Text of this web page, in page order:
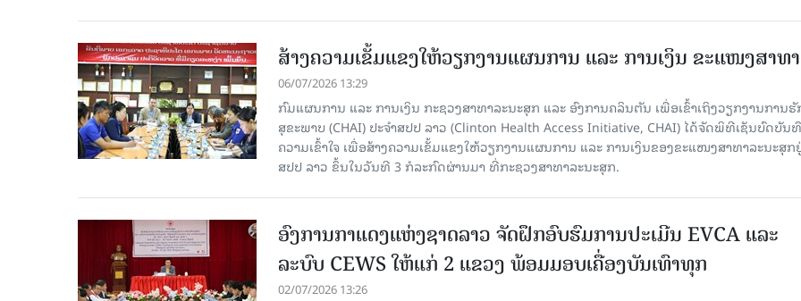
ສ້າງຄວາມເຂັ້ມແຂງໃຫ້ວຽກງານແຜນການ ແລະ ການເງິນ ຂະແໜງສາທາ
06/07/2026 13:29
ກົມແຜນການ ແລະ ການເງິນ ກະຊວງສາທາລະນະສຸກ ແລະ ອົງການຄລິນຕັນ ເພື່ອເຂົ້າເຖິງວຽກງານການຮັ
ສຸຂະພາບ (CHAI) ປະຈໍາສປປ ລາວ (Clinton Health Access Initiative, CHAI) ໄດ້ຈັດພິທີເຊັນບົດບັນ
ຄວາມເຂົ້າໃຈ ເພື່ອສ້າງຄວາມເຂັ້ມແຂງໃຫ້ວຽກງານແຜນການ ແລະ ການເງິນຂອງຂະແໜງສາທາລະນະສຸກ
ສປປ ລາວ ຂຶ້ນໃນວັນທີ 3 ກໍລະກົດຜ່ານມາ ທີ່ກະຊວງສາທາລະນະສຸກ.
ອົງການກາແດງແຫ່ງຊາດລາວ ຈັດຝຶກອົບຮົມການປະເມີນ EVCA ແລະ
ລະບົບ CEWS ໃຫ້ແກ່ 2 ແຂວງ ພ້ອມມອບເຄື່ອງບັນເທົາທຸກ
02/07/2026 13:26